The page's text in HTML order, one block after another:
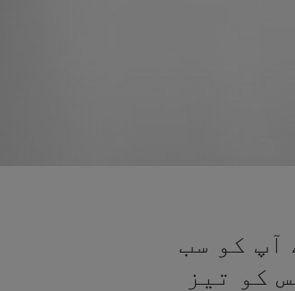
آپ کو سب
کو تیز